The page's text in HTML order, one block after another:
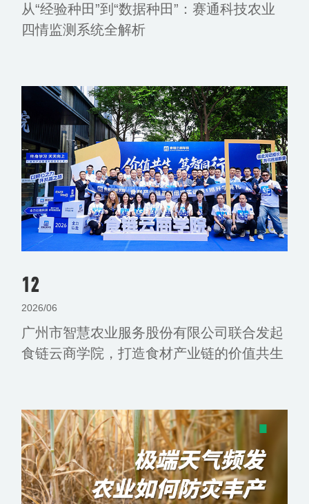
从“经验种田”到“数据种田”：赛通科技农业
四情监测系统全解析
12
2026/06
广州市智慧农业服务股份有限公司联合发起
食链云商学院，打造食材产业链的价值共生